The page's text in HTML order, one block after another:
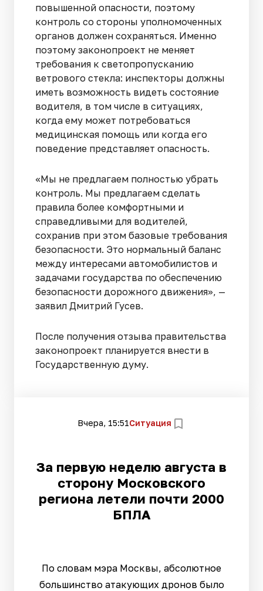
повышенной опасности, поэтому
контроль со стороны уполномоченных
органов должен сохраняться. Именно
поэтому законопроект не меняет
требования к светопропусканию
ветрового стекла: инспекторы должны
иметь возможность видеть состояние
водителя, в том числе в ситуациях,
когда ему может потребоваться
медицинская помощь или когда его
поведение представляет опасность.
«Мы не предлагаем полностью убрать
контроль. Мы предлагаем сделать
правила более комфортными и
справедливыми для водителей,
сохранив при этом базовые требования
безопасности. Это нормальный баланс
между интересами автомобилистов и
задачами государства по обеспечению
безопасности дорожного движения», —
заявил Дмитрий Гусев.
После получения отзыва правительства
законопроект планируется внести в
Государственную думу.
Вчера, 15:51Ситуация
За первую неделю августа в
сторону Московского
региона летели почти 2000
БПЛА
По словам мэра Москвы, абсолютное
большинство атакующих дронов было